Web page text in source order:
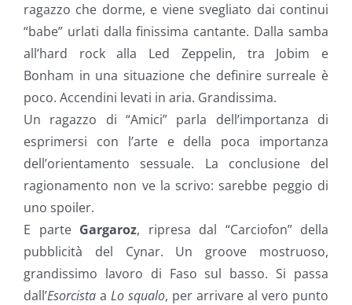
ragazzo che dorme, e viene svegliato dai continui
“babe” urlati dalla finissima cantante. Dalla samba
all’hard rock alla Led Zeppelin, tra Jobim e
Bonham in una situazione che definire surreale è
poco. Accendini levati in aria. Grandissima.
Un ragazzo di “Amici” parla dell’importanza di
esprimersi con l’arte e della poca importanza
dell’orientamento sessuale. La conclusione del
ragionamento non ve la scrivo: sarebbe peggio di
uno spoiler.
E parte Gargaroz, ripresa dal “Carciofon” della
pubblicità del Cynar. Un groove mostruoso,
grandissimo lavoro di Faso sul basso. Si passa
dall’Esorcista a Lo squalo, per arrivare al vero punto